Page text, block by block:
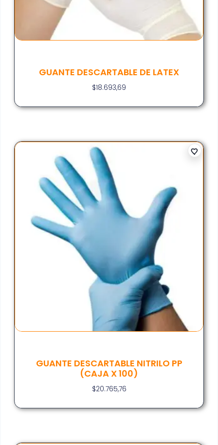
GUANTE DESCARTABLE DE LATEX
$18.693,69
GUANTE DESCARTABLE NITRILO PP
(CAJA X 100)
$20.765,76